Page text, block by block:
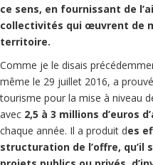
ce sens, en fournissant de
collectivités qui œuvrent de
territoire.
Comme je le disais
même le 29 juillet 2016, a
tourisme pour la mise à niveau
avec 2,5 à 3 millions d’euros
chaque année. Il a produit des
structuration de l’offre, qu’il